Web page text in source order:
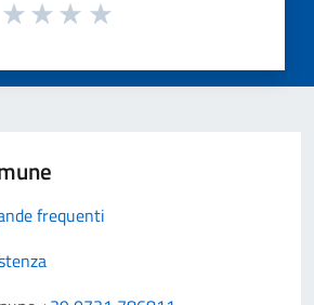
frequenti